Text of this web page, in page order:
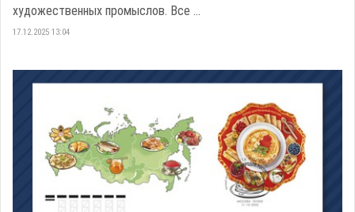
художественных промыслов. Все ...
17.12.2025 13:04